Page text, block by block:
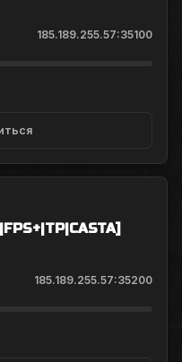
185.189.255.57:35100
185.189.255.57:35200